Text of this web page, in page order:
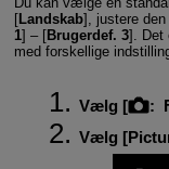
[Landskab], justere den
1] – [Brugerdef. 3]. Det
med forskellige
Vælg [ :
Vælg [